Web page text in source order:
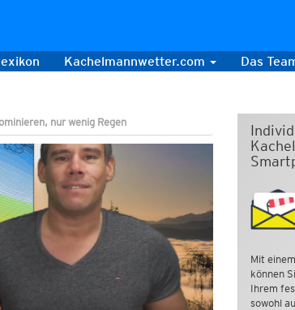
Kachelmannwetter.com Das
nur wenig Regen
Mit
können
Ihrem
sowohl